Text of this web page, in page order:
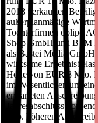
2018 verkauften
außerplanmäßige
Tochterfirmen oolipo
Shop GmbH und B+M
als Bastei Media
wirksame
Höhe von EUR 8 Mio.
im Wesentlichen um
erwarteten
Jahresabschluss
Mio. höheren